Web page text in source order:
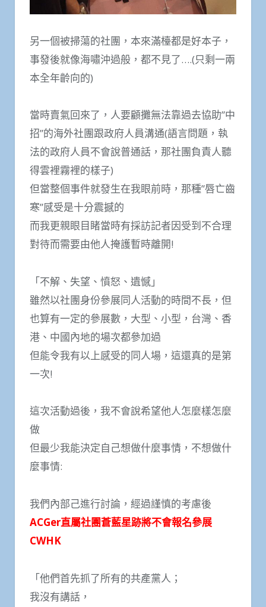
另一個被掃蕩的社團，本來滿檯都是好本子，
事發後就像海嘯沖過般，都不見了….(只剩一兩
本全年齡向的)
當時賣氣回來了，人要顧攤無法靠過去協助”中
招”的海外社團跟政府人員溝通(語言問題，執
法的政府人員不會說普通話，那社團負責人聽
得雲裡霧裡的樣子)
但當整個事件就發生在我眼前時，那種”唇亡齒
寒”感受是十分震撼的
而我更親眼目睹當時有採訪記者因受到不合理
對待而需要由他人掩護暫時離開!
「不解、失望、憤怒、遺憾」
雖然以社團身份參展同人活動的時間不長，但
也算有一定的參展數，大型、小型，台灣、香
港、中國內地的場次都參加過
但能令我有以上感受的同人場，這還真的是第
一次!
這次活動過後，我不會說希望他人怎麼樣怎麼
做
但最少我能決定自己想做什麼事情，不想做什
麼事情:
我們內部己進行討論，經過謹慎的考慮後
ACGer直屬社團蒼藍星跡將不會報名參展
CWHK
「他們首先抓了所有的共產黨人；
我沒有講話，